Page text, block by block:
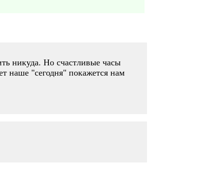
никуда. Но счастливые часы
наше "сегодня" покажется нам